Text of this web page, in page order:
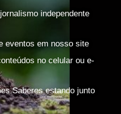
independente
eventos em nosso site
no celular ou e-
Saberes estando junto